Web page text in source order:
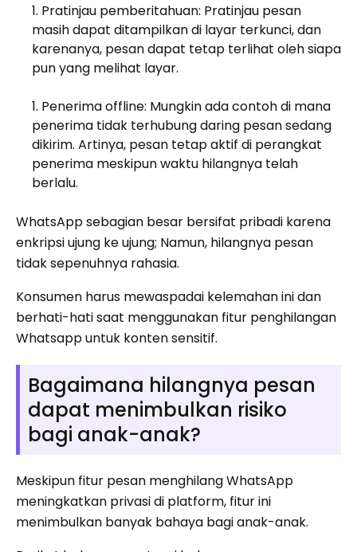
Pratinjau pemberitahuan: Pratinjau pesan
masih dapat ditampilkan di layar terkunci, dan
karenanya, pesan dapat tetap terlihat oleh siapa
pun yang melihat layar.
Penerima offline: Mungkin ada contoh di mana
penerima tidak terhubung daring pesan sedang
dikirim. Artinya, pesan tetap aktif di perangkat
penerima meskipun waktu hilangnya telah
berlalu.
WhatsApp sebagian besar bersifat pribadi karena
enkripsi ujung ke ujung; Namun, hilangnya pesan
tidak sepenuhnya rahasia.
Konsumen harus mewaspadai kelemahan ini dan
berhati-hati saat menggunakan fitur penghilangan
Whatsapp untuk konten sensitif.
Bagaimana hilangnya pesan
dapat menimbulkan risiko
bagi anak-anak?
Meskipun fitur pesan menghilang WhatsApp
meningkatkan privasi di platform, fitur ini
menimbulkan banyak bahaya bagi anak-anak.